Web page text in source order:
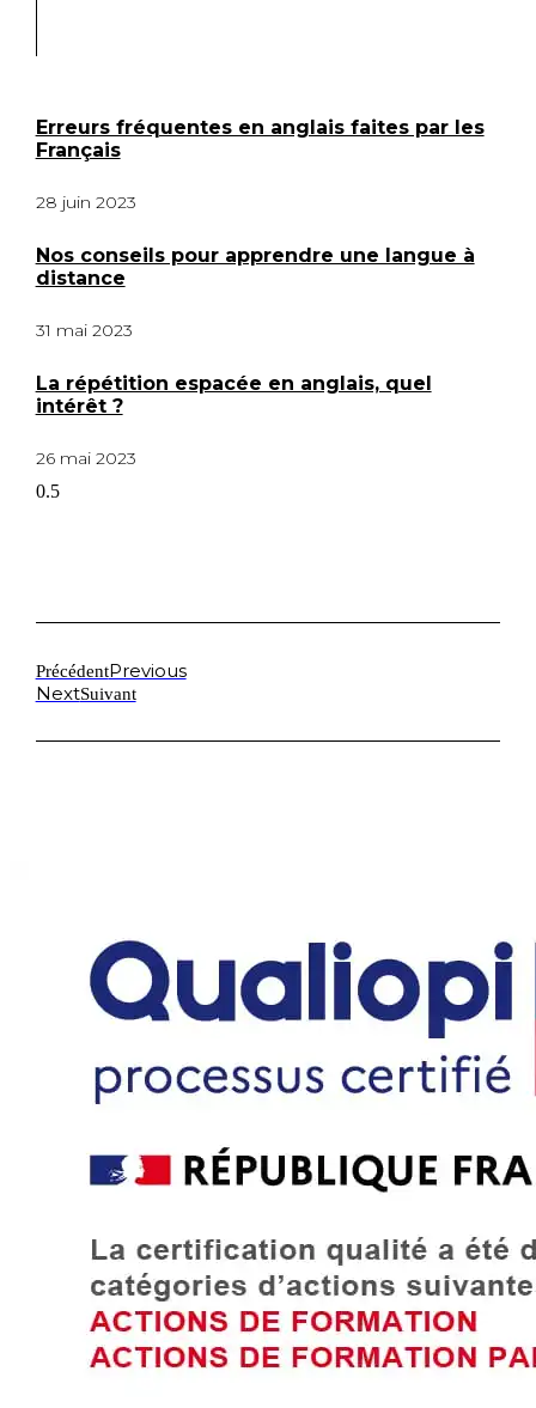
Erreurs fréquentes en anglais faites par les
Français
28 juin 2023
Nos conseils pour apprendre une langue à
distance
31 mai 2023
La répétition espacée en anglais, quel
intérêt ?
26 mai 2023
PrécédentPrevious
NextSuivant